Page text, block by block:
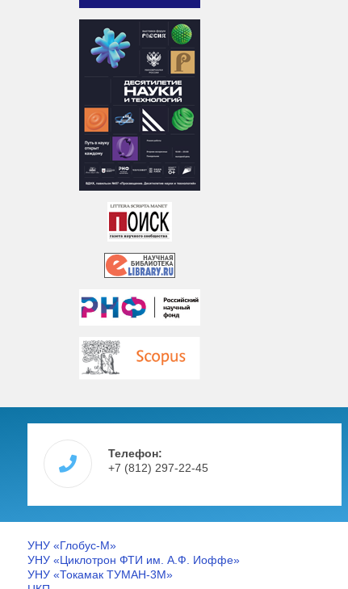
Телефон:
+7 (812) 297-22-45
УНУ «Глобус-М»
УНУ «Циклотрон ФТИ им. А.Ф. Иоффе»
УНУ «Токамак ТУМАН-3М»